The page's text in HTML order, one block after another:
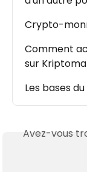
Crypto-
Comment
sur
Les bases
Avez-vous